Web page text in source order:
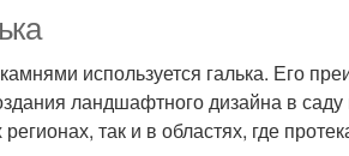
используется галька. Его
ландшафтного дизайна в
так и в областях, где